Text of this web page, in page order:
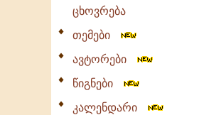
ცხოვრება
თემები
ავტორები
წიგნები
კალენდარი